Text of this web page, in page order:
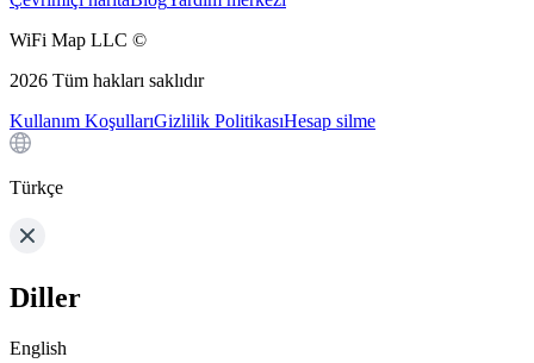
WiFi Map LLC ©
2026 Tüm hakları saklıdır
Kullanım KoşullarıGizlilik PolitikasıHesap silme
Türkçe
Diller
English